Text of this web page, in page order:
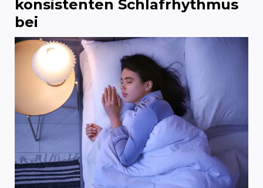
konsistenten Schlafrhythmus
bei